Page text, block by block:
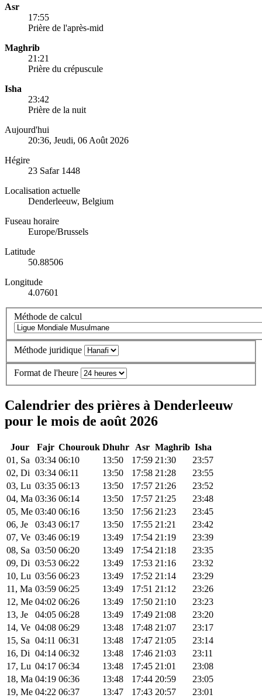
Asr
17:55
Prière de l'après-mid
Maghrib
21:21
Prière du crépuscule
Isha
23:42
Prière de la nuit
Aujourd'hui
20:36, Jeudi, 06 Août 2026
Hégire
23 Safar 1448
Localisation actuelle
Denderleeuw, Belgium
Fuseau horaire
Europe/Brussels
Latitude
50.88506
Longitude
4.07601
Méthode de calcul
Méthode juridique
Format de l'heure
Calendrier des prières à Denderleeuw
pour le mois de août 2026
Jour Fajr Chourouk Dhuhr Asr Maghrib Isha
01, Sa 03:34 06:10 13:50 17:59 21:30
23:57
02, Di 03:34 06:11 13:50 17:58 21:28
23:55
03, Lu 03:35 06:13 13:50 17:57 21:26
23:52
04, Ma 03:36 06:14 13:50 17:57 21:25
23:48
05, Me 03:40 06:16 13:50 17:56 21:23
23:45
06, Je
03:43 06:17 13:50 17:55 21:21
23:42
07, Ve 03:46 06:19 13:49 17:54 21:19
23:39
08, Sa 03:50 06:20 13:49 17:54 21:18
23:35
09, Di 03:53 06:22 13:49 17:53 21:16
23:32
10, Lu 03:56 06:23 13:49 17:52 21:14
23:29
11, Ma 03:59 06:25 13:49 17:51 21:12
23:26
12, Me 04:02 06:26 13:49 17:50 21:10
23:23
13, Je
04:05 06:28 13:49 17:49 21:08
23:20
14, Ve 04:08 06:29 13:48 17:48 21:07
23:17
15, Sa 04:11 06:31 13:48 17:47 21:05
23:14
16, Di 04:14 06:32 13:48 17:46 21:03
23:11
17, Lu 04:17 06:34 13:48 17:45 21:01
23:08
18, Ma 04:19 06:36 13:48 17:44 20:59
23:05
19, Me 04:22 06:37 13:47 17:43 20:57
23:01